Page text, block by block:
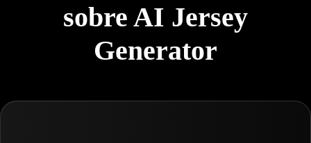
sobre AI Jersey
Generator